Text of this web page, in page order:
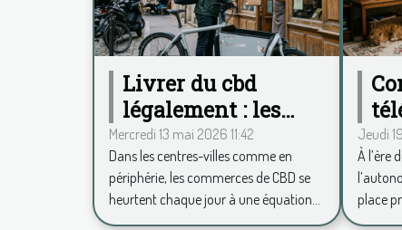
Livrer du cbd
légalement : les
défis quotidiens des
commerces
français
Mercredi 13 mai 2026 11:42
Dans les centres-villes comme en
périphérie, les commerces de CBD se
heurtent chaque jour à une équation...
Jeudi
À l’ère
place